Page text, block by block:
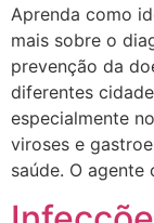
Aprenda como
mais sobre o
prevenção da
diferentes
especialmente
viroses e
saúde. O